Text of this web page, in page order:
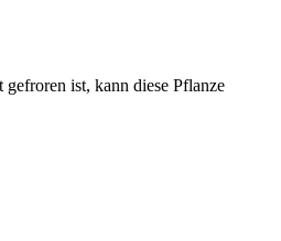
gefroren ist, kann diese Pflanze